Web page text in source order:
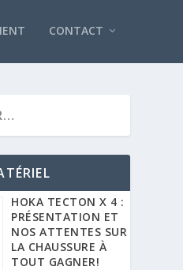
CONTACT
HOKA TECTON X 4 :
PRÉSENTATION ET
NOS ATTENTES SUR
LA CHAUSSURE À
TOUT GAGNER!